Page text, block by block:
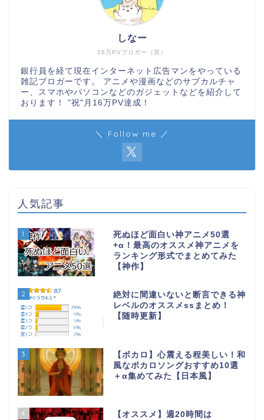
16万PVブロガー（笑）
しなー
銀行員を経て現在インターネット広告マンをやっている
雑記ブロガーです。 アニメや漫画などのサブカルチャ
ー、スマホやパソコンなどのガジェットなどを紹介して
おります！ "祝"月16万PV達成！
＼ Follow me ／
人気記事
1
死ぬほど面白い神アニメ50選
+α！最高のオススメ神アニメを
ランキング形式でまとめてみた
【神作】
2
絶対に間違いないと断言できる神
レベルのオススメssまとめ！
【随時更新】
3
【ボカロ】心震える程美しい！和
風なボカロソングおすすめ10選
＋α集めてみた【日本風】
4
【オススメ】週20時間は